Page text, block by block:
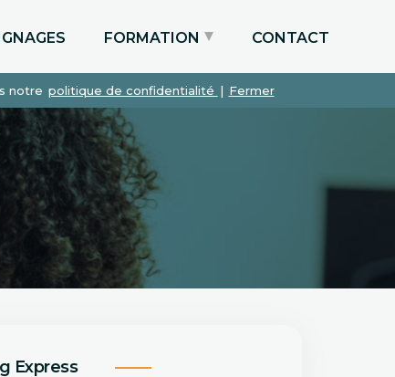
notre politique de confidentialité | Fermer
FORMATION
Particuliers via le CPF
Etudiants
Entreprises
CONTACT
Express